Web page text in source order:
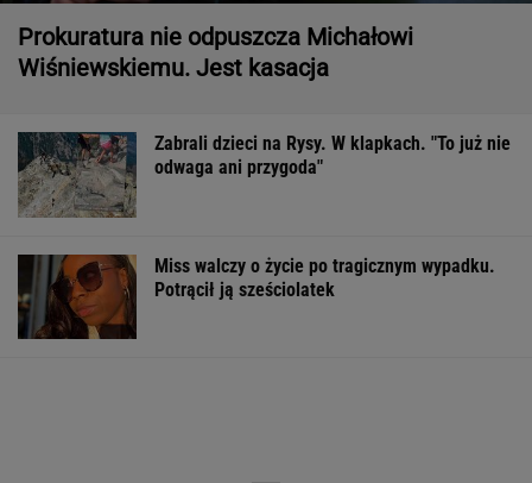
Prokuratura nie odpuszcza Michałowi
Wiśniewskiemu. Jest kasacja
Zabrali dzieci na Rysy. W klapkach. "To już nie
odwaga ani przygoda"
Miss walczy o życie po tragicznym wypadku.
Potrącił ją sześciolatek